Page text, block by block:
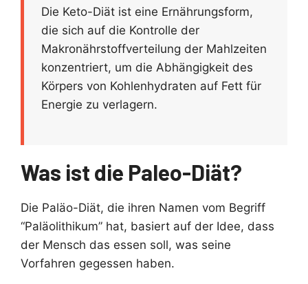
Die Keto-Diät ist eine Ernährungsform,
die sich auf die Kontrolle der
Makronährstoffverteilung der Mahlzeiten
konzentriert, um die Abhängigkeit des
Körpers von Kohlenhydraten auf Fett für
Energie zu verlagern.
Was ist die Paleo-Diät?
Die Paläo-Diät, die ihren Namen vom Begriff
“Paläolithikum” hat, basiert auf der Idee, dass
der Mensch das essen soll, was seine
Vorfahren gegessen haben.